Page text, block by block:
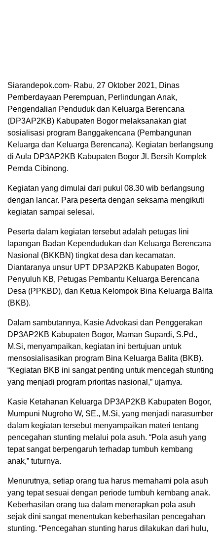
Siarandepok.com- Rabu, 27 Oktober 2021, Dinas
Pemberdayaan Perempuan, Perlindungan Anak,
Pengendalian Penduduk dan Keluarga Berencana
(DP3AP2KB) Kabupaten Bogor melaksanakan giat
sosialisasi program Banggakencana (Pembangunan
Keluarga dan Keluarga Berencana). Kegiatan berlangsung
di Aula DP3AP2KB Kabupaten Bogor Jl. Bersih Komplek
Pemda Cibinong.
Kegiatan yang dimulai dari pukul 08.30 wib berlangsung
dengan lancar. Para peserta dengan seksama mengikuti
kegiatan sampai selesai.
Peserta dalam kegiatan tersebut adalah petugas lini
lapangan Badan Kependudukan dan Keluarga Berencana
Nasional (BKKBN) tingkat desa dan kecamatan.
Diantaranya unsur UPT DP3AP2KB Kabupaten Bogor,
Penyuluh KB, Petugas Pembantu Keluarga Berencana
Desa (PPKBD), dan Ketua Kelompok Bina Keluarga Balita
(BKB).
Dalam sambutannya, Kasie Advokasi dan Penggerakan
DP3AP2KB Kabupaten Bogor, Maman Supardi, S.Pd.,
M.Si, menyampaikan, kegiatan ini bertujuan untuk
mensosialisasikan program Bina Keluarga Balita (BKB).
“Kegiatan BKB ini sangat penting untuk mencegah stunting
yang menjadi program prioritas nasional,” ujarnya.
Kasie Ketahanan Keluarga DP3AP2KB Kabupaten Bogor,
Mumpuni Nugroho W, SE., M.Si, yang menjadi narasumber
dalam kegiatan tersebut menyampaikan materi tentang
pencegahan stunting melalui pola asuh. “Pola asuh yang
tepat sangat berpengaruh terhadap tumbuh kembang
anak,” tuturnya.
Menurutnya, setiap orang tua harus memahami pola asuh
yang tepat sesuai dengan periode tumbuh kembang anak.
Keberhasilan orang tua dalam menerapkan pola asuh
sejak dini sangat menentukan keberhasilan pencegahan
stunting. “Pencegahan stunting harus dilakukan dari hulu,